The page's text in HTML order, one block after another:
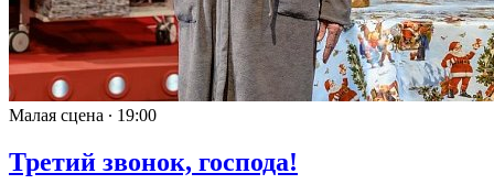
Малая сцена ∙ 19:00
Третий звонок, господа!